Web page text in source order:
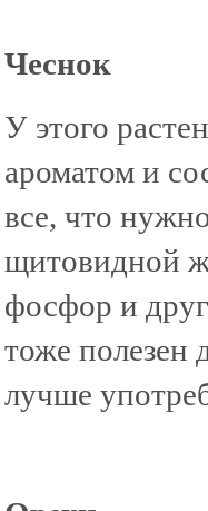
Чеснок
У этого
ароматом и
все, что
щитовидной
фосфор и
тоже полезен
лучше